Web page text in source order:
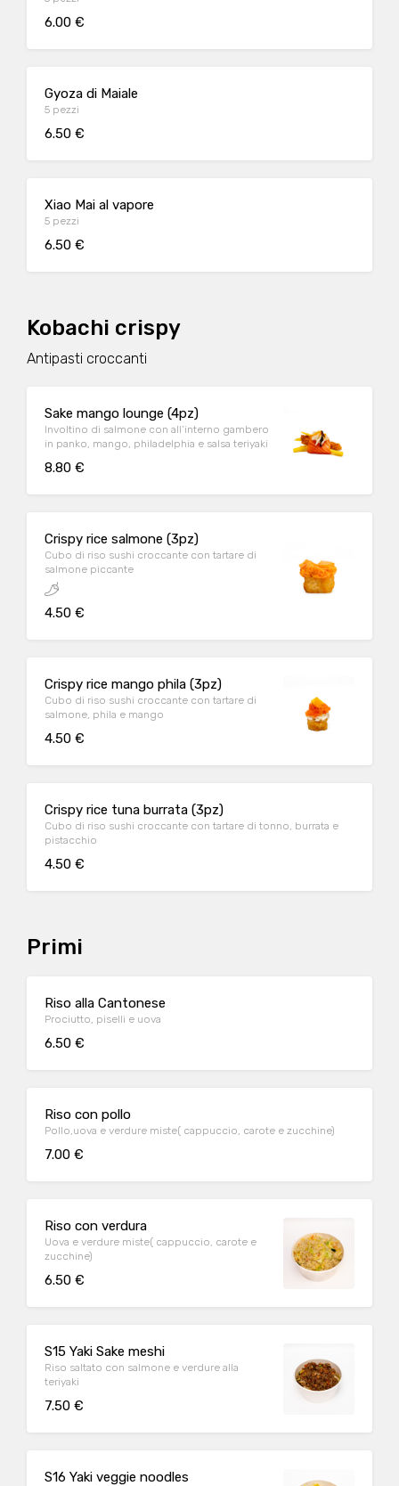
6.00 €
Gyoza di Maiale
5 pezzi
6.50 €
Xiao Mai al vapore
5 pezzi
6.50 €
Kobachi crispy
Antipasti croccanti
Sake mango lounge (4pz)
Involtino di salmone con all’interno gambero
in panko, mango, philadelphia e salsa teriyaki
8.80 €
Crispy rice salmone (3pz)
Cubo di riso sushi croccante con tartare di
salmone piccante
4.50 €
Crispy rice mango phila (3pz)
Cubo di riso sushi croccante con tartare di
salmone, phila e mango
4.50 €
Crispy rice tuna burrata (3pz)
Cubo di riso sushi croccante con tartare di tonno, burrata e
pistacchio
4.50 €
Primi
Riso alla Cantonese
Prociutto, piselli e uova
6.50 €
Riso con pollo
Pollo,uova e verdure miste( cappuccio, carote e zucchine)
7.00 €
Riso con verdura
Uova e verdure miste( cappuccio, carote e
zucchine)
6.50 €
S15 Yaki Sake meshi
Riso saltato con salmone e verdure alla
teriyaki
7.50 €
S16 Yaki veggie noodles